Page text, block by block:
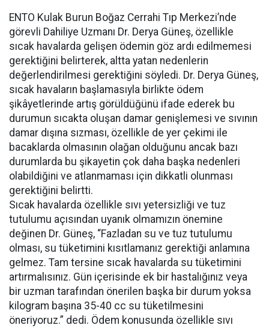
ENTO Kulak Burun Boğaz Cerrahi Tıp Merkezi’nde
görevli Dahiliye Uzmanı Dr. Derya Güneş, özellikle
sıcak havalarda gelişen ödemin göz ardı edilmemesi
gerektiğini belirterek, altta yatan nedenlerin
değerlendirilmesi gerektiğini söyledi. Dr. Derya Güneş,
sıcak havaların başlamasıyla birlikte ödem
şikâyetlerinde artış görüldüğünü ifade ederek bu
durumun sıcakta oluşan damar genişlemesi ve sıvının
damar dışına sızması, özellikle de yer çekimi ile
bacaklarda olmasının olağan olduğunu ancak bazı
durumlarda bu şikayetin çok daha başka nedenleri
olabildiğini ve atlanmaması için dikkatli olunması
gerektiğini belirtti.
Sıcak havalarda özellikle sıvı yetersizliği ve tuz
tutulumu açısından uyanık olmamızın önemine
değinen Dr. Güneş, “Fazladan su ve tuz tutulumu
olması, su tüketimini kısıtlamanız gerektiği anlamına
gelmez. Tam tersine sıcak havalarda su tüketimini
artırmalısınız. Gün içerisinde ek bir hastalığınız veya
bir uzman tarafından önerilen başka bir durum yoksa
kilogram başına 35-40 cc su tüketilmesini
öneriyoruz.” dedi. Ödem konusunda özellikle sıvı